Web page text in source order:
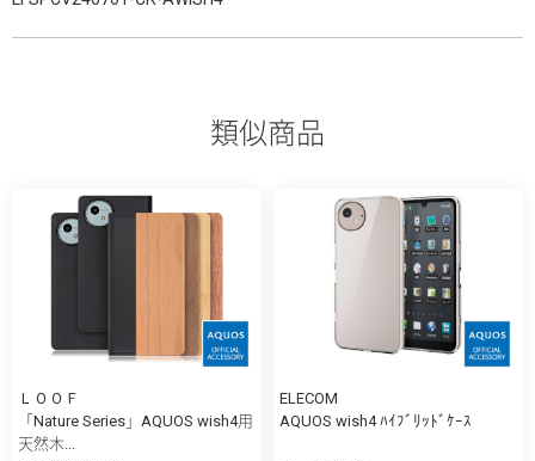
類似商品
ＬＯＯＦ
「Nature Series」AQUOS wish4用
天然木...
ELECOM
AQUOS wish4 ﾊｲﾌﾞﾘｯﾄﾞｹｰｽ